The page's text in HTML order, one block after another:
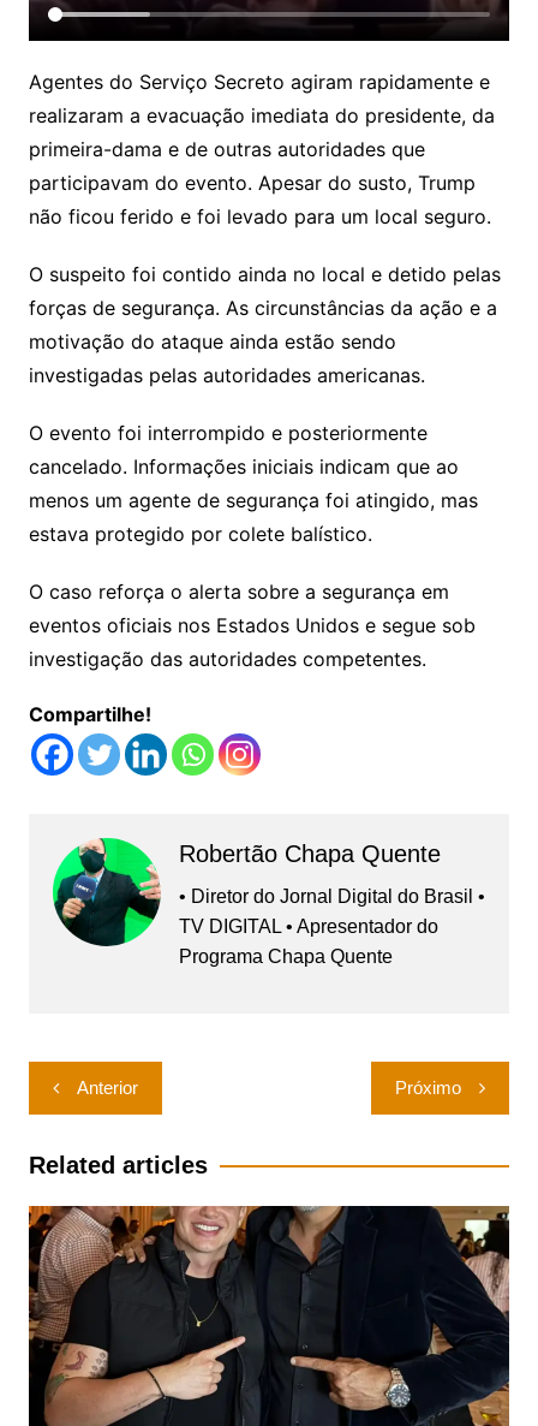
Agentes do Serviço Secreto agiram rapidamente e
realizaram a evacuação imediata do presidente, da
primeira-dama e de outras autoridades que
participavam do evento. Apesar do susto, Trump
não ficou ferido e foi levado para um local seguro.
O suspeito foi contido ainda no local e detido pelas
forças de segurança. As circunstâncias da ação e a
motivação do ataque ainda estão sendo
investigadas pelas autoridades americanas.
O evento foi interrompido e posteriormente
cancelado. Informações iniciais indicam que ao
menos um agente de segurança foi atingido, mas
estava protegido por colete balístico.
O caso reforça o alerta sobre a segurança em
eventos oficiais nos Estados Unidos e segue sob
investigação das autoridades competentes.
Compartilhe!
Robertão Chapa Quente
• Diretor do Jornal Digital do Brasil •
TV DIGITAL • Apresentador do
Programa Chapa Quente
Navegação
de
Post
Anterior Próximo
Related articles